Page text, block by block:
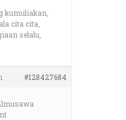
kumuliakan,
cita cita,
selalu,
#128427684